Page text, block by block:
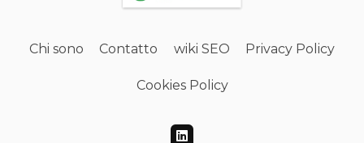
Chi sono Contatto wiki SEO Privacy Policy
Cookies Policy